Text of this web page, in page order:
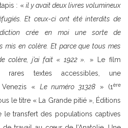
: « il y avait deux livres volumineux
Et ceux-ci ont été interdits de
crée en moi une sorte de
mis en colère. Et parce que tous mes
colère, j’ai fait « 1922 ».
» Le film
textes accessibles, une
Venezis « Le numéro 31328» (1ère
le titre « La Grande pitié », Éditions
le transfert des populations captives